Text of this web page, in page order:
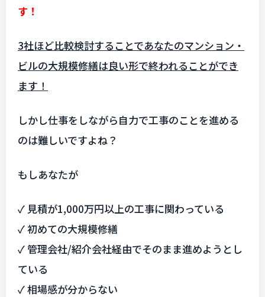
す！
3社ほど比較検討することであなたのマンション・
ビルの大規模修繕は良い形で終われることができ
ます！
しかし仕事をしながら自力で工事のことを進める
のは難しいですよね？
もしあなたが
✓ 見積が1,000万円以上の工事に関わっている
✓ 初めての大規模修繕
✓ 管理会社/紹介会社経由でそのまま進めようとし
ている
✓ 相場感が分からない